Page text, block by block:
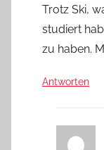
Trotz Ski,
studiert
zu haben.
Antworten